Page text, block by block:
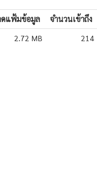
แฟ้มข้อมูล จำนวนเข้าถึง
2.72 MB 214